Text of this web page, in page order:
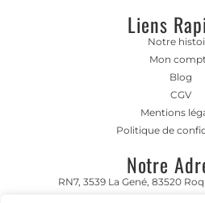
Liens
Notre
Mon
Blog
CGV
Mentions
Politique de
Notre
RN7, 3539 La Gené, 83520